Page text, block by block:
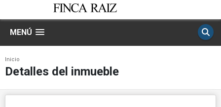
MENÚ
Inicio
Detalles del inmueble